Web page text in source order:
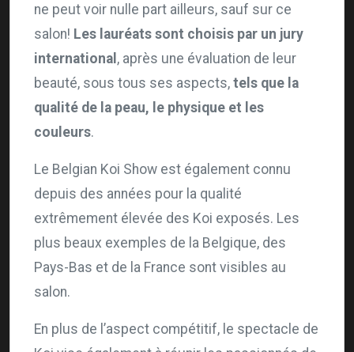
ne peut voir nulle part ailleurs, sauf sur ce
salon! Les lauréats sont choisis par un jury
international , après une évaluation de leur
beauté, sous tous ses aspects, tels que la
qualité de la peau, le physique et les
couleurs.
Le Belgian Koi Show est également connu
depuis des années pour la qualité
extrêmement élevée des Koi exposés. Les
plus beaux exemples de la Belgique, des
Pays-Bas et de la France sont visibles au
salon.
En plus de l’aspect compétitif, le spectacle de